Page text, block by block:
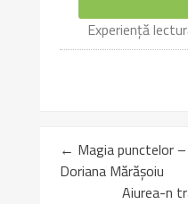
Experiență
← Magia punctelor
Doriana Mărășoiu
Aiurea-n